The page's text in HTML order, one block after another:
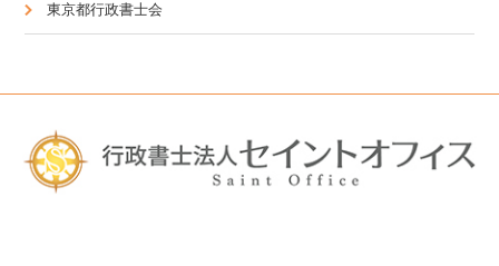
東京都行政書士会